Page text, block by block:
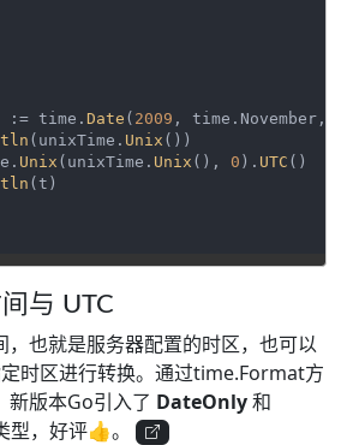
:= time.
Date ( 2009 , time.November,
(unixTime. Unix ())
Unix (unixTime. Unix (), 0 ). UTC ()
(t)
与 UTC
，也就是服务器配置的时区，也可以
时区进行转换。通过time.Format方
新版本Go引入了 DateOnly和
型，好评👍。